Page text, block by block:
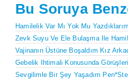
Bu Soruya
Hamilelik Var Mı Yok Mu
Zevk Suyu Ve Ele Bulaşma Ile
Vajinanın Üstüne Boşaldım Kız
Gebelik Ihtimali Konusunda
Sevgilimle Bir Şey Yaşadım